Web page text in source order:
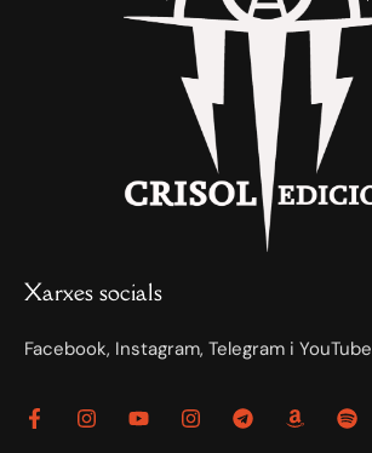
Xarxes socials
Facebook, Instagram, Telegram i YouTube